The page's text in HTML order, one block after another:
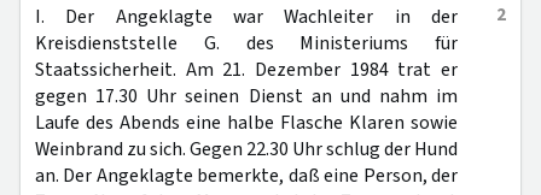
2
I. Der Angeklagte war Wachleiter in der
Kreisdienststelle G. des Ministeriums für
Staatssicherheit. Am 21. Dezember 1984 trat er
gegen 17.30 Uhr seinen Dienst an und nahm im
Laufe des Abends eine halbe Flasche Klaren sowie
Weinbrand zu sich. Gegen 22.30 Uhr schlug der Hund
an. Der Angeklagte bemerkte, daß eine Person, der